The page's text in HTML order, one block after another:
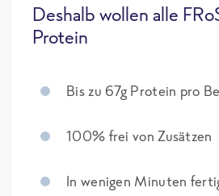
Deshalb wollen alle
Protein
Bis zu 67g Protein pro
100% frei von Zusätzen
In wenigen Minuten